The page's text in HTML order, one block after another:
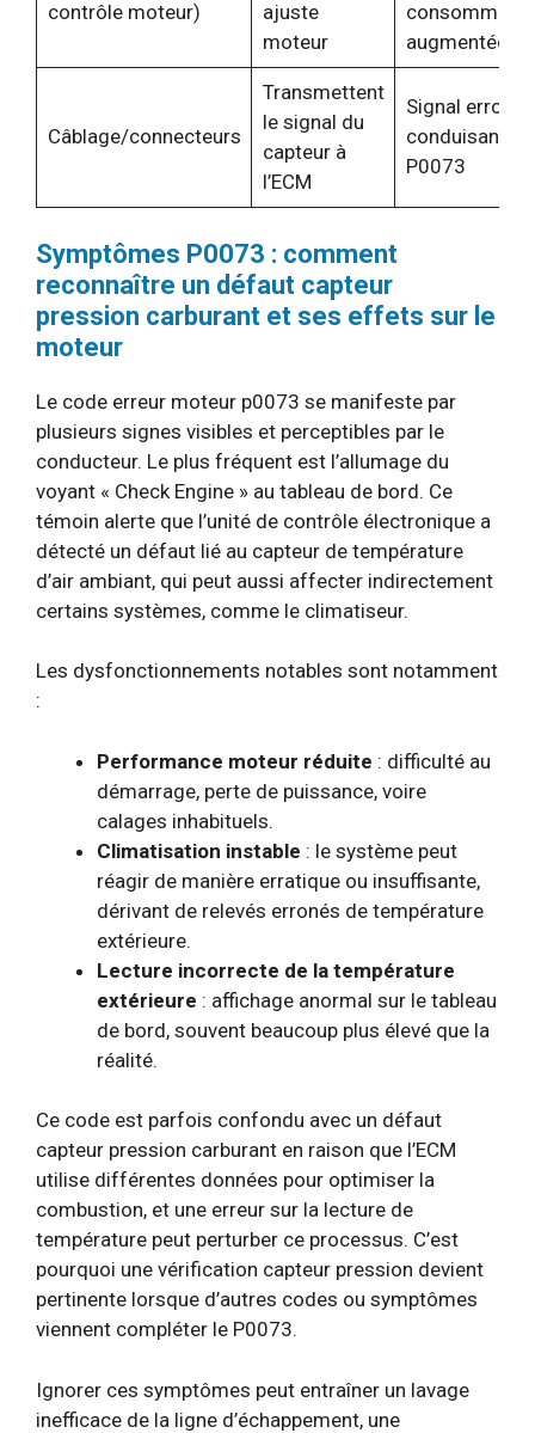
contrôle moteur)
ajuste
moteur
augmentée
Câblage/connecteurs
Transmettent
le signal du
capteur à
l’ECM
Signal erroné
conduisant
P0073
Symptômes P0073 : comment
reconnaître un défaut capteur
pression carburant et ses effets sur le
moteur
Le code erreur moteur p0073 se manifeste par
plusieurs signes visibles et perceptibles par le
conducteur. Le plus fréquent est l’allumage du
voyant « Check Engine » au tableau de bord. Ce
témoin alerte que l’unité de contrôle électronique a
détecté un défaut lié au capteur de température
d’air ambiant, qui peut aussi affecter indirectement
certains systèmes, comme le climatiseur.
Les dysfonctionnements notables sont notamment
:
Performance moteur réduite : difficulté au
démarrage, perte de puissance, voire
calages inhabituels.
Climatisation instable : le système peut
réagir de manière erratique ou insuffisante,
dérivant de relevés erronés de température
extérieure.
Lecture incorrecte de la température
extérieure : affichage anormal sur le tableau
de bord, souvent beaucoup plus élevé que la
réalité.
Ce code est parfois confondu avec un défaut
capteur pression carburant en raison que l’ECM
utilise différentes données pour optimiser la
combustion, et une erreur sur la lecture de
température peut perturber ce processus. C’est
pourquoi une vérification capteur pression devient
pertinente lorsque d’autres codes ou symptômes
viennent compléter le P0073.
Ignorer ces symptômes peut entraîner un lavage
inefficace de la ligne d’échappement, une